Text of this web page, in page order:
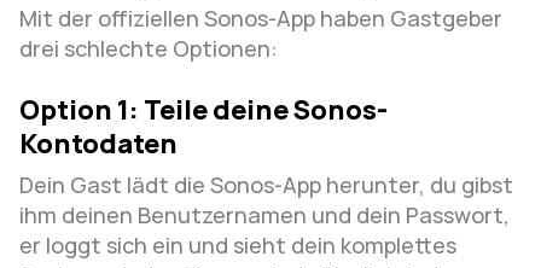
Mit der offiziellen Sonos-App haben Gastgeber
drei schlechte Optionen:
Option 1: Teile deine Sonos-
Kontodaten
Dein Gast lädt die Sonos-App herunter, du gibst
ihm deinen Benutzernamen und dein Passwort,
er loggt sich ein und sieht dein komplettes